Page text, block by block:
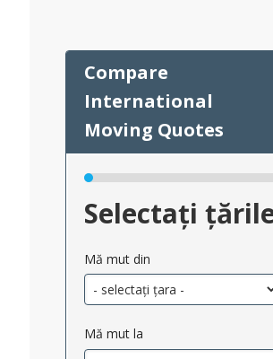
Selectați
Mă mut din
Mă mut la